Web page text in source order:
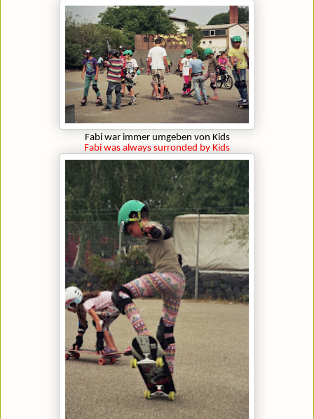
Fabi war immer umgeben von Kids
Fabi was always surronded by Kids